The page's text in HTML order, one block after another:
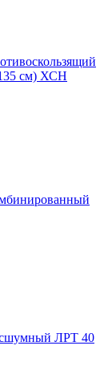
см) ХСН
ЛРТ 40